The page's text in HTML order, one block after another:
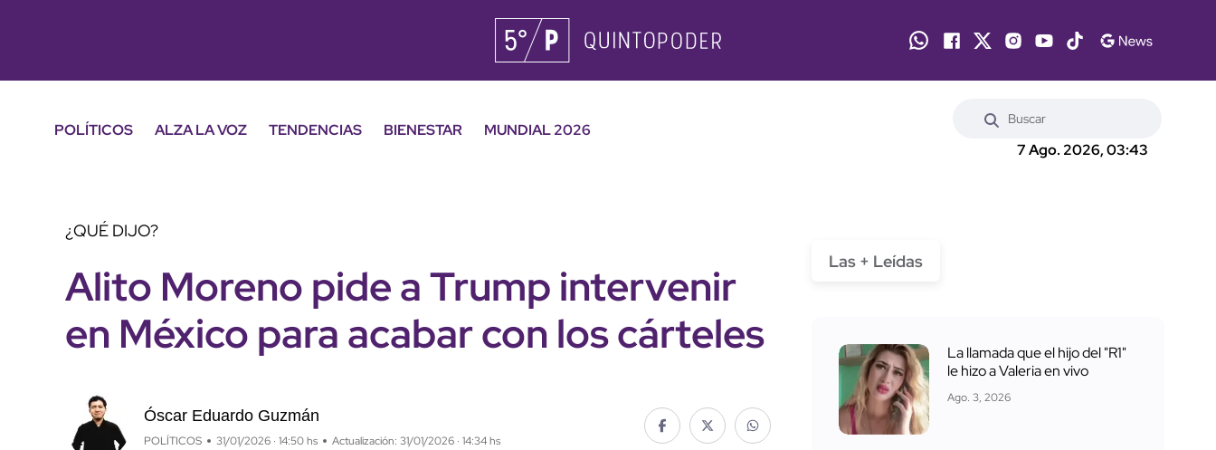
POLÍTICOS ALZA LA VOZ TENDENCIAS BIENESTAR
MUNDIAL 2026
7 Ago. 2026, 03:43
¿QUÉ DIJO?
Alito Moreno pide a Trump intervenir
en México para acabar con los cárteles
Óscar Eduardo Guzmán
POLÍTICOS 31/01/2026 · 14:50 hs Actualización: 31/01/2026 · 14:34 hs
Las + Leídas
La llamada que el hijo del "R1"
le hizo a Valeria en vivo
Ago. 3, 2026